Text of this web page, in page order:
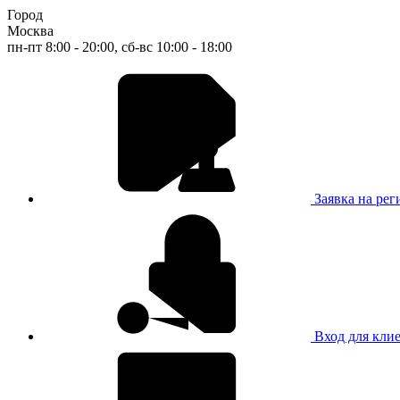
Город
Москва
пн-пт 8:00 - 20:00, сб-вс 10:00 - 18:00
Заявка на
Вход для